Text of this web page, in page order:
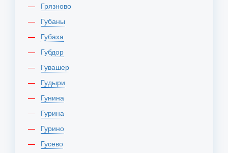
Грязново
Губаны
Губаха
Губдор
Гувашер
Гудыри
Гунина
Гурина
Гурино
Гусево